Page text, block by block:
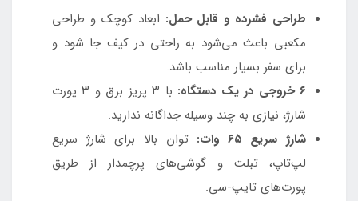
طراحی فشرده و قابل حمل: ابعاد کوچک و طراحی
مکعبی باعث می‌شود به راحتی در کیف جا شود و
برای سفر بسیار مناسب باشد.
۶ خروجی در یک دستگاه:
با ۳ پریز برق و ۳ پورت
شارژ، نیازی به چند وسیله جداگانه ندارید.
شارژ سریع ۶۵ وات:
توان بالا برای شارژ سریع
لپ‌تاپ، تبلت و گوشی‌های پرچمدار از طریق
پورت‌های تایپ-سی.